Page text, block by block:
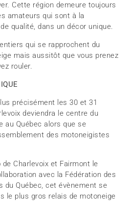
Cette région demeure toujours
amateurs qui sont à la
qualité, dans un décor unique.
qui se rapprochent du
mais aussitôt que vous prenez
rouler.
précisément les 30 et 31
deviendra le centre du
au Québec alors que se
des motoneigistes
Charlevoix et Fairmont le
avec la Fédération des
du Québec, cet évènement se
le plus gros relais de motoneige